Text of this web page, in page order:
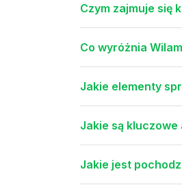
Czym zajmuje się
Co wyróżnia
Jakie elementy
Jakie są
Jakie jest